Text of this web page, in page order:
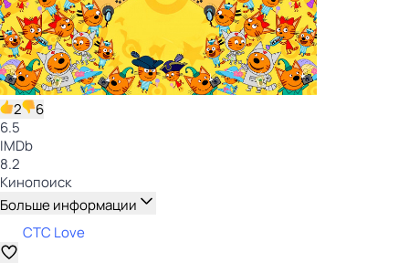
2
6
6.5
IMDb
8.2
Кинопоиск
Больше информации
СТС Love